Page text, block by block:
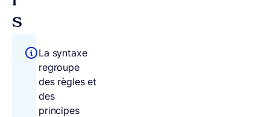
s
La syntaxe
regroupe
des règles et
des
principes